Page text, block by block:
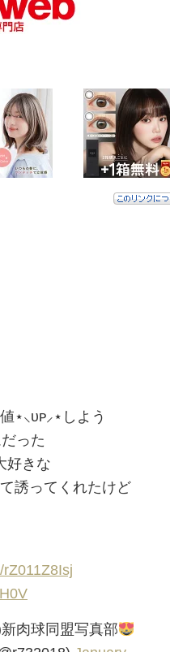
⋆⸜ᴜᴘ⸝⋆しよう
った
好きな
誘ってくれたけど
肉球同盟写真部